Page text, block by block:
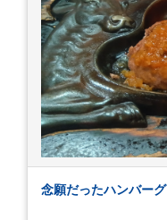
念願だったハンバーグ